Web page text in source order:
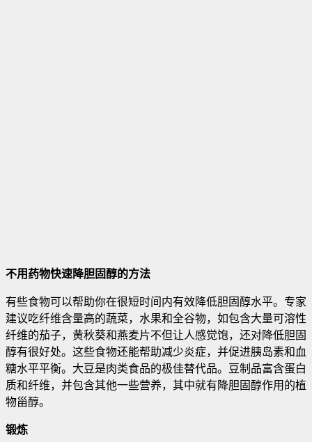
不用药物快速降胆固醇的方法
有些食物可以帮助你在很短时间内有效降低胆固醇水平。专家
建议吃纤维含量高的蔬菜，水果和全谷物，如包含大量可溶性
纤维的茄子，黄秋葵和燕麦片不但让人感觉饱，还对降低胆固
醇有很好处。这些食物还能帮助减少炎症，并促进胰岛素和血
糖水平平衡。大豆是肉类食品的极佳替代品。豆制品富含蛋白
质和纤维，并包含其他一些营养，其中就有降胆固醇作用的植
物甾醇。
锻炼